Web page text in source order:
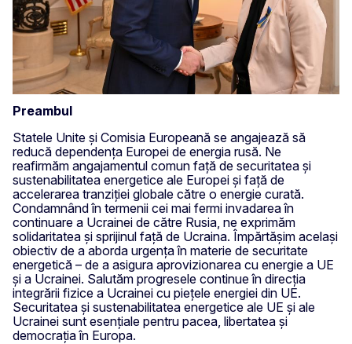
Preambul
Statele Unite și Comisia Europeană se angajează să
reducă dependența Europei de energia rusă. Ne
reafirmăm angajamentul comun față de securitatea și
sustenabilitatea energetice ale Europei și față de
accelerarea tranziției globale către o energie curată.
Condamnând în termenii cei mai fermi invadarea în
continuare a Ucrainei de către Rusia, ne exprimăm
solidaritatea și sprijinul față de Ucraina. Împărtășim același
obiectiv de a aborda urgența în materie de securitate
energetică – de a asigura aprovizionarea cu energie a UE
și a Ucrainei. Salutăm progresele continue în direcția
integrării fizice a Ucrainei cu piețele energiei din UE.
Securitatea și sustenabilitatea energetice ale UE și ale
Ucrainei sunt esențiale pentru pacea, libertatea și
democrația în Europa.